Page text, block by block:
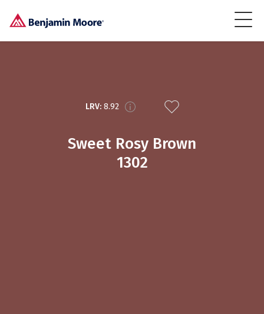
LRV: 8.92
Sweet Rosy Brown
1302